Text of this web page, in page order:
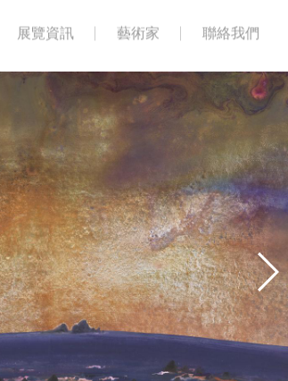
展覽資訊 藝術家 聯絡我們